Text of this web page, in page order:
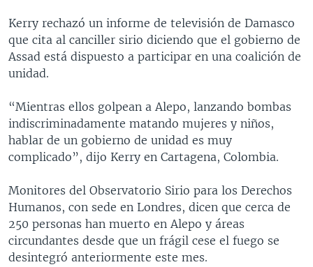
Kerry rechazó un informe de televisión de Damasco
que cita al canciller sirio diciendo que el gobierno de
Assad está dispuesto a participar en una coalición de
unidad.
“Mientras ellos golpean a Alepo, lanzando bombas
indiscriminadamente matando mujeres y niños,
hablar de un gobierno de unidad es muy
complicado”, dijo Kerry en Cartagena, Colombia.
Monitores del Observatorio Sirio para los Derechos
Humanos, con sede en Londres, dicen que cerca de
250 personas han muerto en Alepo y áreas
circundantes desde que un frágil cese el fuego se
desintegró anteriormente este mes.